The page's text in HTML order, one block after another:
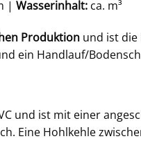
| Wasserinhalt: ca. m³
Produktion und ist die
ein Handlauf/
und ist mit einer
Eine Hohlkehle